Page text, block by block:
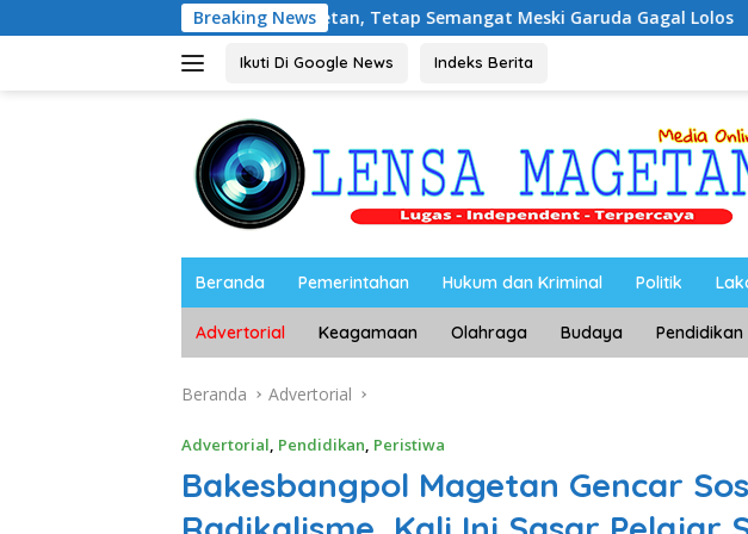
ke
Breaking News
Magetan, Tetap Semangat Meski Garuda Gagal Lolos Riyono Caping
Ikuti Di Google News Indeks Berita
Beranda Pemerintahan Hukum dan Kriminal Politik
Advertorial Keagamaan Olahraga Budaya Pendidikan
Beranda Advertorial
Advertorial, Pendidikan, Peristiwa
Bakesbangpol Magetan Gencar